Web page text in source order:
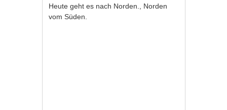
Heute geht es nach Norden., Norden
vom Süden.